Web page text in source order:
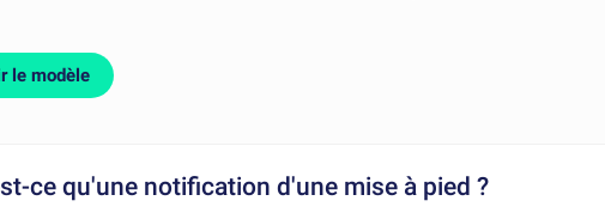
le modèle
ce qu'une notification d'une mise à pied ?